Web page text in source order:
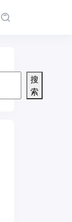
搜
索